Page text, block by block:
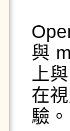
與
上
在
驗。